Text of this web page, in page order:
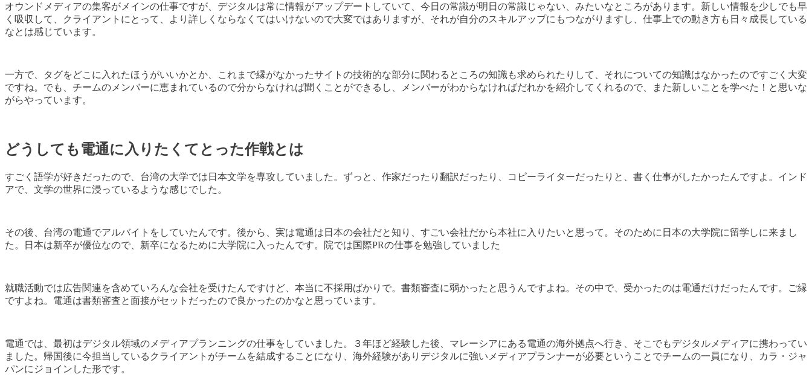
オウンドメディアの集客がメインの仕事ですが、デジタルは常に情報がアップデートしていて、今日の常識が明日の常識じゃない、みたいなところがあります。新しい情報を少しでも早
く吸収して、クライアントにとって、より詳しくならなくてはいけないので大変ではありますが、それが自分のスキルアップにもつながりますし、仕事上での動き方も日々成長している
なとは感じています。
一方で、タグをどこに入れたほうがいいかとか、これまで縁がなかったサイトの技術的な部分に関わるところの知識も求められたりして、それについての知識はなかったのですごく大変
ですね。でも、チームのメンバーに恵まれているので分からなければ聞くことができるし、メンバーがわからなければだれかを紹介してくれるので、また新しいことを学べた！と思いな
がらやっています。
どうしても電通に入りたくてとった作戦とは
すごく語学が好きだったので、台湾の大学では日本文学を専攻していました。ずっと、作家だったり翻訳だったり、コピーライターだったりと、書く仕事がしたかったんですよ。インド
アで、文学の世界に浸っているような感じでした。
その後、台湾の電通でアルバイトをしていたんです。後から、実は電通は日本の会社だと知り、すごい会社だから本社に入りたいと思って。そのために日本の大学院に留学しに来まし
た。日本は新卒が優位なので、新卒になるために大学院に入ったんです。院では国際PRの仕事を勉強していました
就職活動では広告関連を含めていろんな会社を受けたんですけど、本当に不採用ばかりで。書類審査に弱かったと思うんですよね。その中で、受かったのは電通だけだったんです。ご縁
ですよね。電通は書類審査と面接がセットだったので良かったのかなと思っています。
電通では、最初はデジタル領域のメディアプランニングの仕事をしていました。３年ほど経験した後、マレーシアにある電通の海外拠点へ行き、そこでもデジタルメディアに携わってい
ました。帰国後に今担当しているクライアントがチームを結成することになり、海外経験がありデジタルに強いメディアプランナーが必要ということでチームの一員になり、カラ・ジャ
パンにジョインした形です。